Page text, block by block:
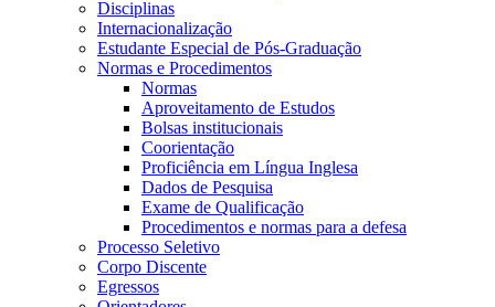
Disciplinas
Internacionalização
Estudante Especial de Pós-Graduação
Normas e Procedimentos
Normas
Aproveitamento de Estudos
Bolsas institucionais
Coorientação
Proficiência em Língua Inglesa
Dados de Pesquisa
Exame de Qualificação
Procedimentos e normas para a defesa
Processo Seletivo
Corpo Discente
Egressos